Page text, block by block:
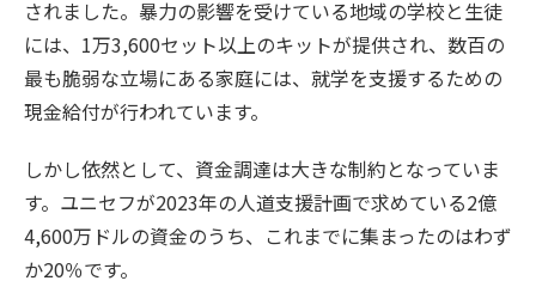
されました。暴力の影響を受けている地域の学校と生徒
には、1万3,600セット以上のキットが提供され、数百の
最も脆弱な立場にある家庭には、就学を支援するための
現金給付が行われています。
しかし依然として、資金調達は大きな制約となっていま
す。ユニセフが2023年の人道支援計画で求めている2億
4,600万ドルの資金のうち、これまでに集まったのはわず
か20％です。